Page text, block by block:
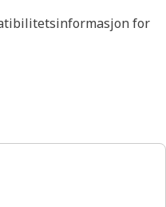
for